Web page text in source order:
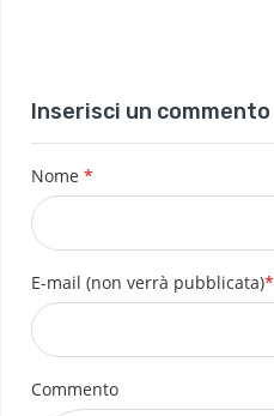
Inserisci un commento
Nome *
E-mail (non verrà pubblicata)*
Commento